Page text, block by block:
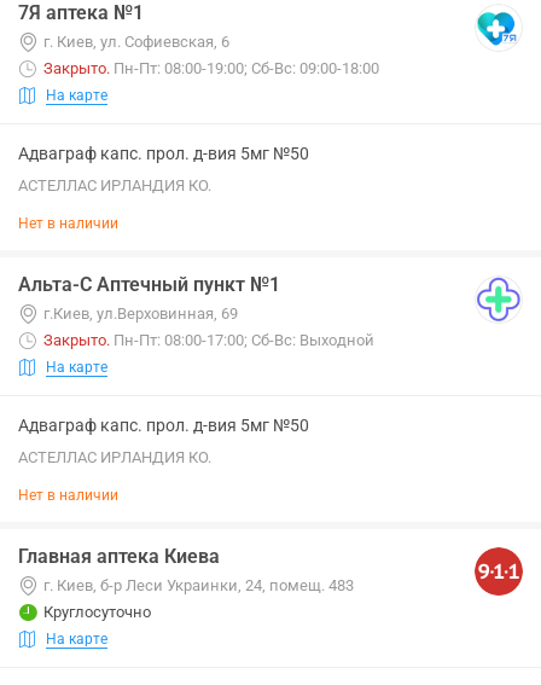
7Я аптека №1
г. Киев, ул. Софиевская, 6
Закрыто. Пн-Пт: 08:00-19:00; Сб-Вс: 09:00-18:00
На карте
Адваграф капс. прол. д-вия 5мг №50
АСТЕЛЛАС ИРЛАНДИЯ КО.
Нет в наличии
Альта-С Аптечный пункт №1
г.Киев, ул.Верховинная, 69
Закрыто. Пн-Пт: 08:00-17:00; Сб-Вс: Выходной
На карте
Адваграф капс. прол. д-вия 5мг №50
АСТЕЛЛАС ИРЛАНДИЯ КО.
Нет в наличии
Главная аптека Киева
г. Киев, б-р Леси Украинки, 24, помещ. 483
Круглосуточно
На карте